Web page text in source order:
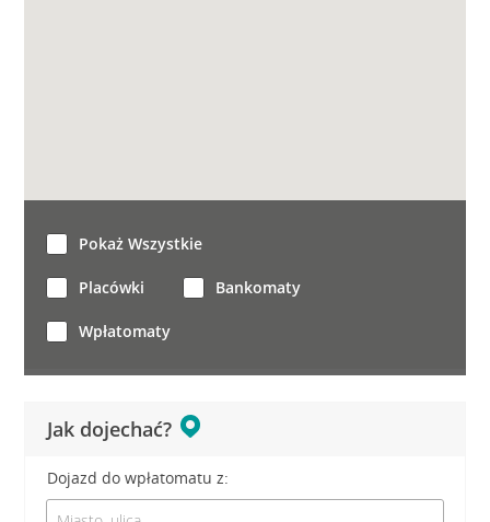
Jak dojechać?
Dojazd do wpłatomatu z:
Pokaż Wszystkie
Placówki Bankomaty
Wpłatomaty